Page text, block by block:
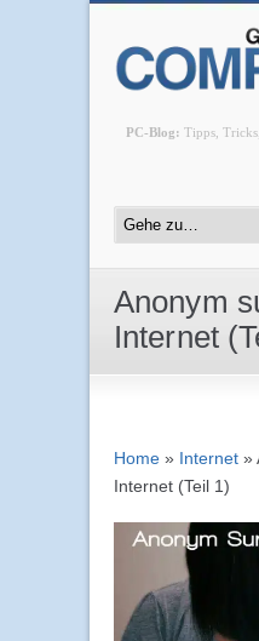
PC-Blog: Tipps,
Anonym
Internet
Home » Internet »
Internet (Teil 1)